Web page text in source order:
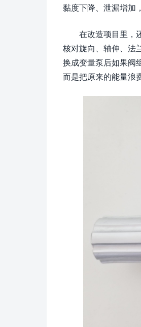
黏度下降、泄漏增加
在改造项目里，
核对旋向、轴伸、法
换成变量泵后如果阀
而是把原来的能量浪